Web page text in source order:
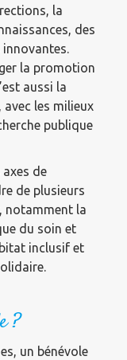
la
des
la promotion
aussi la
les milieux
publique
de
de plusieurs
notamment la
du soin et
inclusif et
?
un bénévole